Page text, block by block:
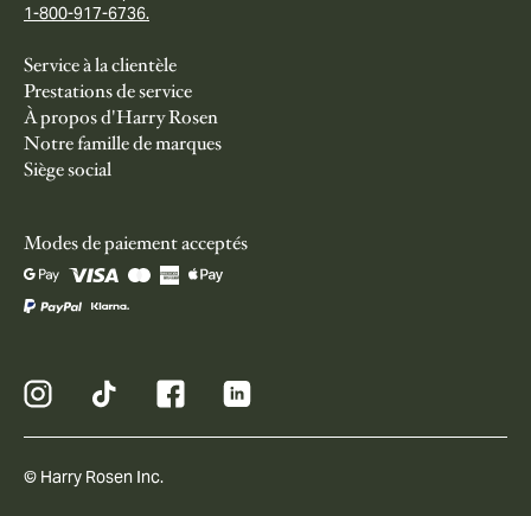
1-800-917-6736.
Service à la clientèle
Prestations de service
À propos d'Harry Rosen
Notre famille de marques
Siège social
Modes de paiement acceptés
© Harry Rosen Inc.